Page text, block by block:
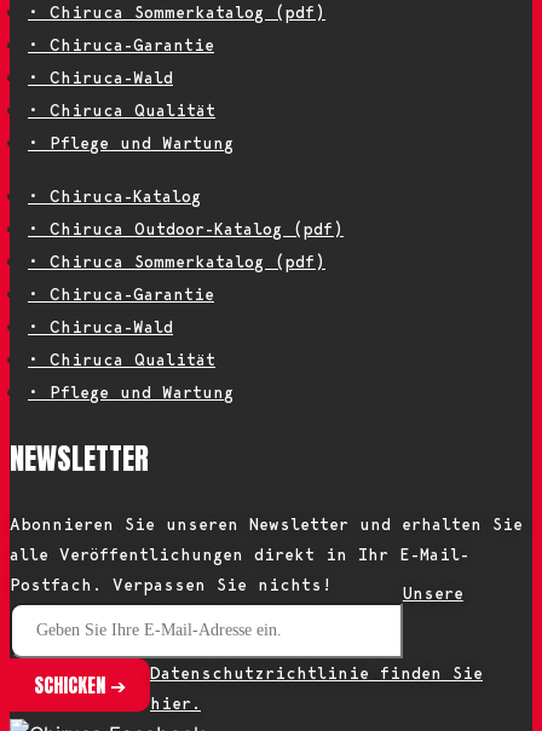
• Chiruca Sommerkatalog (pdf)
• Chiruca-Garantie
• Chiruca-Wald
• Chiruca Qualität
• Pflege und Wartung
• Chiruca-Katalog
• Chiruca Outdoor-Katalog (pdf)
• Chiruca Sommerkatalog (pdf)
• Chiruca-Garantie
• Chiruca-Wald
• Chiruca Qualität
• Pflege und Wartung
NEWSLETTER
Abonnieren Sie unseren Newsletter und erhalten Sie
alle Veröffentlichungen direkt in Ihr E-Mail-
Postfach. Verpassen Sie nichts!
Unsere
Datenschutzrichtlinie finden Sie
hier.